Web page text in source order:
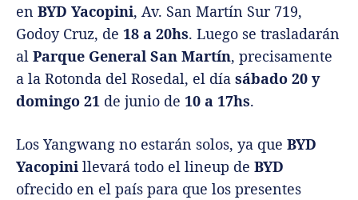
en BYD Yacopini, Av. San Martín Sur 719,
Godoy Cruz, de 18 a 20hs. Luego se trasladarán
al Parque General San Martín, precisamente
a la Rotonda del Rosedal, el día sábado 20 y
domingo 21 de junio de 10 a 17hs.
Los Yangwang no estarán solos, ya que BYD
Yacopini llevará todo el lineup de BYD
ofrecido en el país para que los presentes